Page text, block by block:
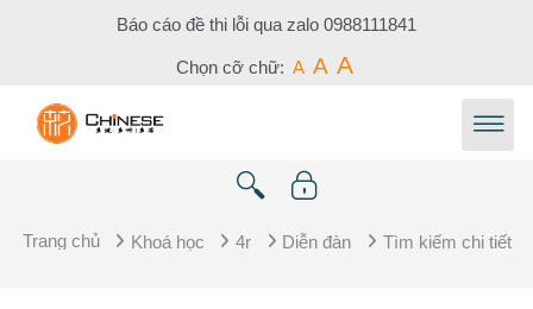
Chuyển tới nội dung chính
Báo cáo đề thi lỗi qua zalo 0988111841
Chọn cỡ chữ: A A A
Trang chủ Khoá học 4r Diễn đàn Tìm kiếm chi tiết